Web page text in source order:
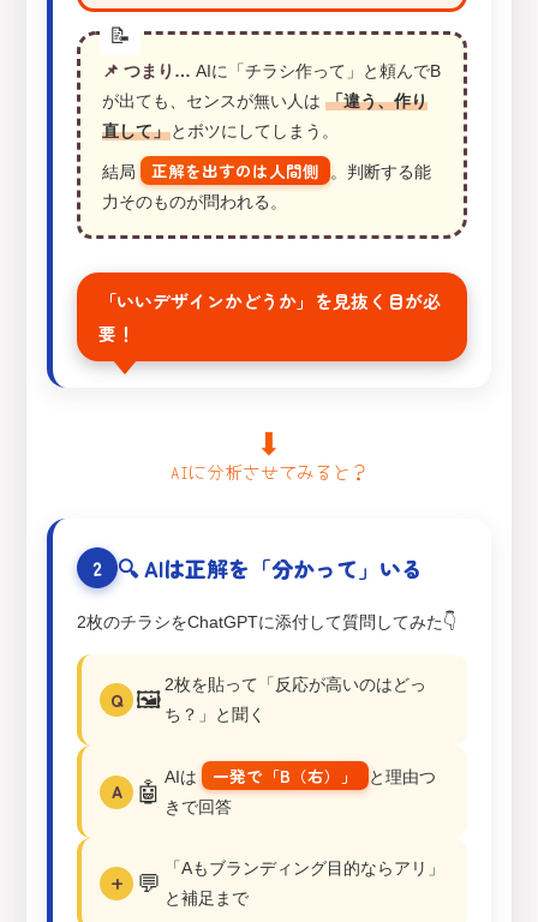
📌 つまり… AIに「チラシ作って」と頼んでB
が出ても、センスが無い人は 「違う、作り
直して」とボツにしてしまう。
結局 正解を出すのは人間側
。判断する能
力そのものが問われる。
「いいデザインかどうか」を見抜く目が必
要！
⬇
AIに分析させてみると？
2 🔍 AIは正解を「分かって」いる
2枚のチラシをChatGPTに添付して質問してみた👇
Q 🖼️
2枚を貼って「反応が高いのはどっ
ち？」と聞く
A 🤖
AIは 一発で「B（右）」
と理由つ
きで回答
+ 💬
「Aもブランディング目的ならアリ」
と補足まで